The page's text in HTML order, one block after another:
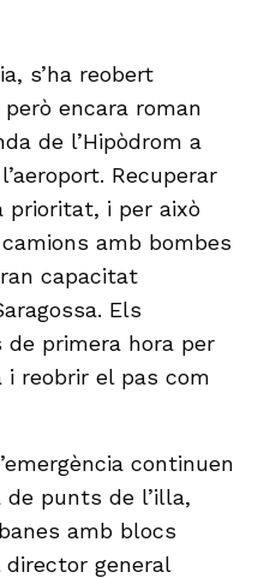
s’ha reobert
però encara roman
de l’Hipòdrom a
Recuperar
prioritat, i per això
amb bombes
capacitat
Els
primera hora per
i reobrir el pas com
continuen
punts de l’illa,
amb blocs
general